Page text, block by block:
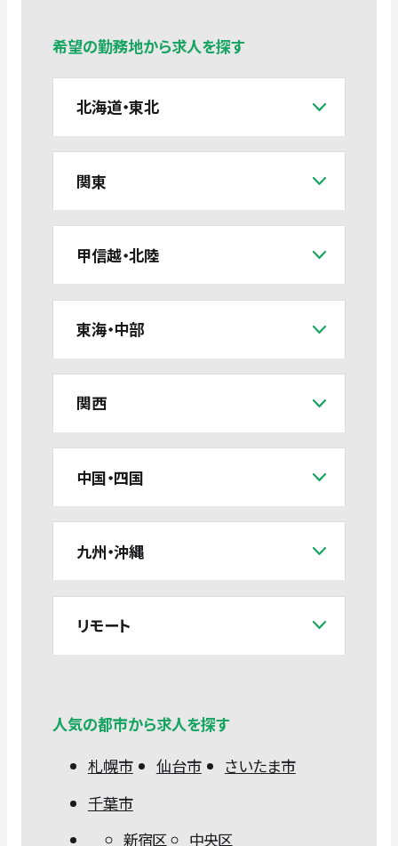
希望の勤務地から求人を探す
北海道・東北
関東
甲信越・北陸
東海・中部
関西
中国・四国
九州・沖縄
リモート
人気の都市から求人を探す
札幌市
仙台市
さいたま市
千葉市
新宿区
中央区